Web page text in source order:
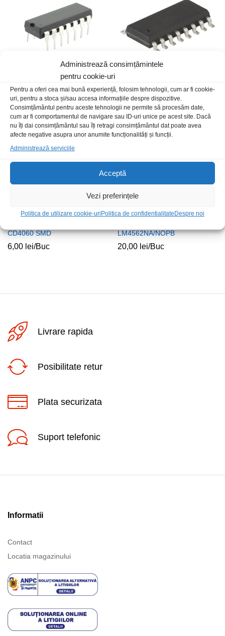
Administrează consimțămintele
pentru cookie-uri
Pentru a oferi cea mai bună experiență, folosim tehnologii, cum ar fi cookie-
uri, pentru a stoca și/sau accesa informațiile despre dispozitive.
Consimțământul pentru aceste tehnologii ne permite să procesăm date,
cum ar fi comportamentul de navigare sau ID-uri unice pe acest site. Dacă
nu îți dai consimțământul sau îți retragi consimțământul dat poate avea
afecte negative asupra unor anumite funcționalități și funcții.
Administrează serviciile
Acceptă
Vezi preferințele
Politica de utilizare cookie-uri Politica de confidentialitate Despre noi
TCA965B
149,00lei/Buc
SN74HC139D-TI SMD
5,00lei/Buc
CD4060 SMD
6,00 lei/Buc
Stoc epuizat
LM4562NA/NOPB
20,00 lei/Buc
Livrare rapida
Posibilitate retur
Plata securizata
Suport telefonic
Informatii
Contact
Locatia magazinului